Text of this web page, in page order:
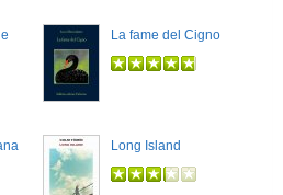
La fame del Cigno
Long Island